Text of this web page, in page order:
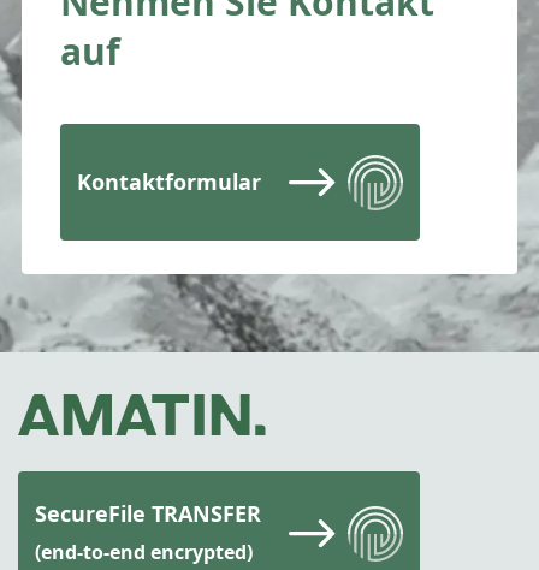
auf
Kontaktformular
SecureFile TRANSFER
(end-to-end encrypted)